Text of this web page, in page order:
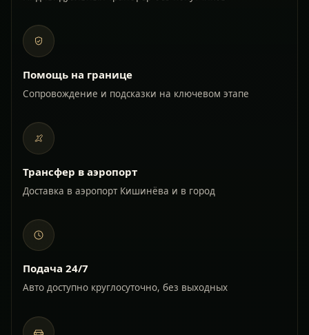
Помощь на границе
Сопровождение и подсказки на ключевом этапе
Трансфер в аэропорт
Доставка в аэропорт Кишинёва и в город
Подача 24/7
Авто доступно круглосуточно, без выходных